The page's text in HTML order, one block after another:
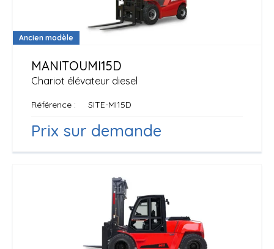
Ancien modèle
Chariot élévateur diesel
MANITOUMI15D
Référence SITE-MI15D
Prix sur demande